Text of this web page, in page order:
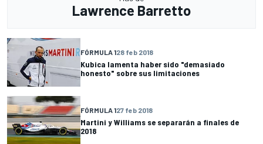
Lawrence Barretto
FÓRMULA 128 feb 2018
Kubica lamenta haber sido "demasiado
honesto" sobre sus limitaciones
FÓRMULA 127 feb 2018
Martini y Williams se separarán a finales de
2018